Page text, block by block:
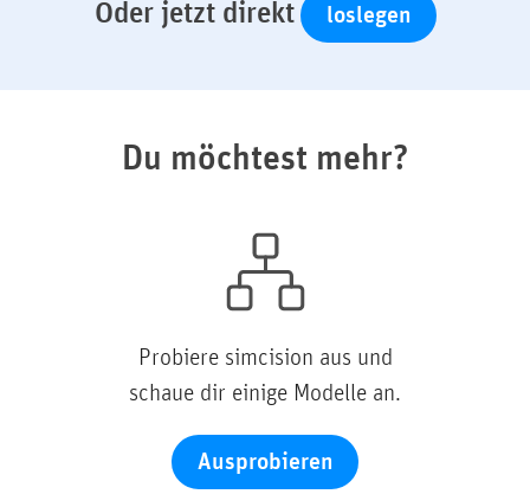
Oder jetzt direkt loslegen
Du möchtest mehr?
Probiere simcision aus und
schaue dir einige Modelle an.
Ausprobieren